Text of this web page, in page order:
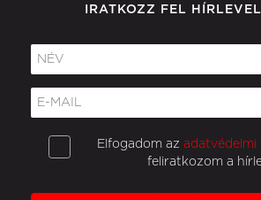
IRATKOZZ FEL
Elfogadom az adatvédelmi
feliratkozom a